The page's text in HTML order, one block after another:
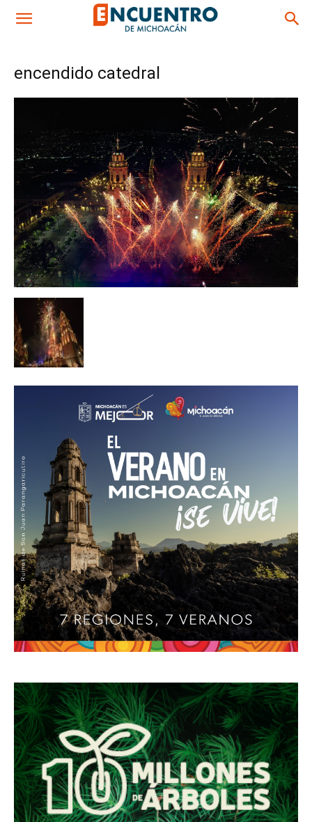
encendido catedral